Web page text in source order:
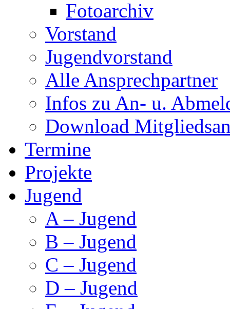
Fotoarchiv
Vorstand
Jugendvorstand
Alle Ansprechpartner
Infos zu An- u.
Download
Termine
Projekte
Jugend
A – Jugend
B – Jugend
C – Jugend
D – Jugend